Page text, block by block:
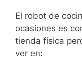
El robot de
ocasiones es
tienda física
ver en: